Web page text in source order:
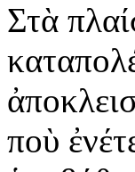
Στὰ
ποὺ